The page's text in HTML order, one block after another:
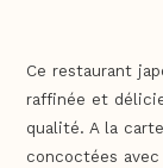
Ce restaurant
raffinée et
qualité. A la
concoctées